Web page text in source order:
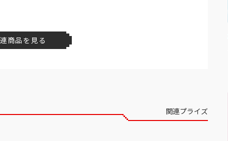
商品を見る
関連プライズ